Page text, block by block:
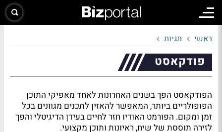
ראשי תגיות
פודקאסט
הפודקאסט הפך בשנים האחרונות לאחד מאפיקי התוכן
הפופולריים ביותר, המאפשר להאזין לתכנים מגוונים בכל
זמן ומקום. הפורמט האודיו חזר לחיים בעידן הדיגיטלי והפך
לזירה תוססת של שיח, ראיונות ותוכן מקצועי.